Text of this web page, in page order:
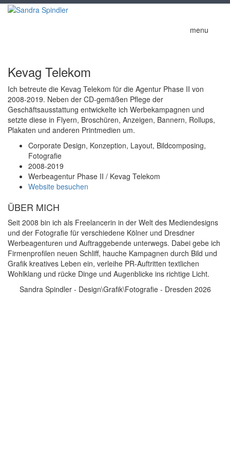
menu
Kevag Telekom
Ich betreute die Kevag Telekom für die Agentur Phase II von
2008-2019. Neben der CD-gemäßen Pflege der
Geschäftsausstattung entwickelte ich Werbekampagnen und
setzte diese in Flyern, Broschüren, Anzeigen, Bannern, Rollups,
Plakaten und anderen Printmedien um.
Corporate Design, Konzeption, Layout, Bildcomposing,
Fotografie
2008-2019
Werbeagentur Phase II / Kevag Telekom
Website besuchen
ÜBER MICH
Seit 2008 bin ich als Freelancerin in der Welt des Mediendesigns
und der Fotografie für verschiedene Kölner und Dresdner
Werbeagenturen und Auftraggebende unterwegs. Dabei gebe ich
Firmenprofilen neuen Schliff, hauche Kampagnen durch Bild und
Grafik kreatives Leben ein, verleihe PR-Auftritten textlichen
Wohlklang und rücke Dinge und Augenblicke ins richtige Licht.
Sandra Spindler - Design\Grafik\Fotografie - Dresden 2026